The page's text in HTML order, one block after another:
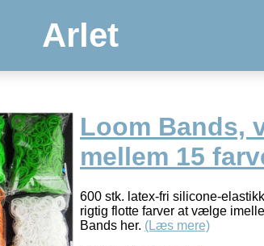
Arlet
Loom Bands,
mellem 15
600 stk. latex-fri silicone-
rigtig flotte farver at vælge
Bands her. (Læs mere)